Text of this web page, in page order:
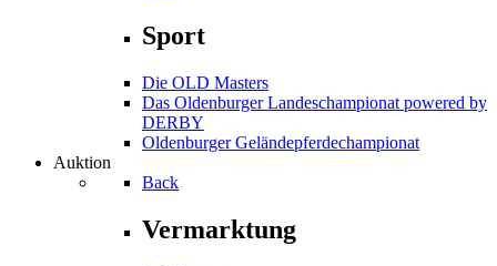
Sport
Die OLD Masters
Das Oldenburger Landeschampionat powered by
DERBY
Oldenburger Geländepferde­championat
Auktion
Back
Vermarktung